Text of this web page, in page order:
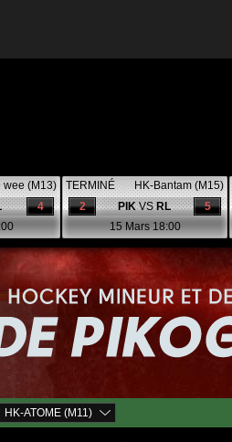
wee (M13)
4
TERMINÉ
HK-Bantam (M15)
5
2 PIKVSRL
15 Mars 18:00
HK-ATOME (M11)